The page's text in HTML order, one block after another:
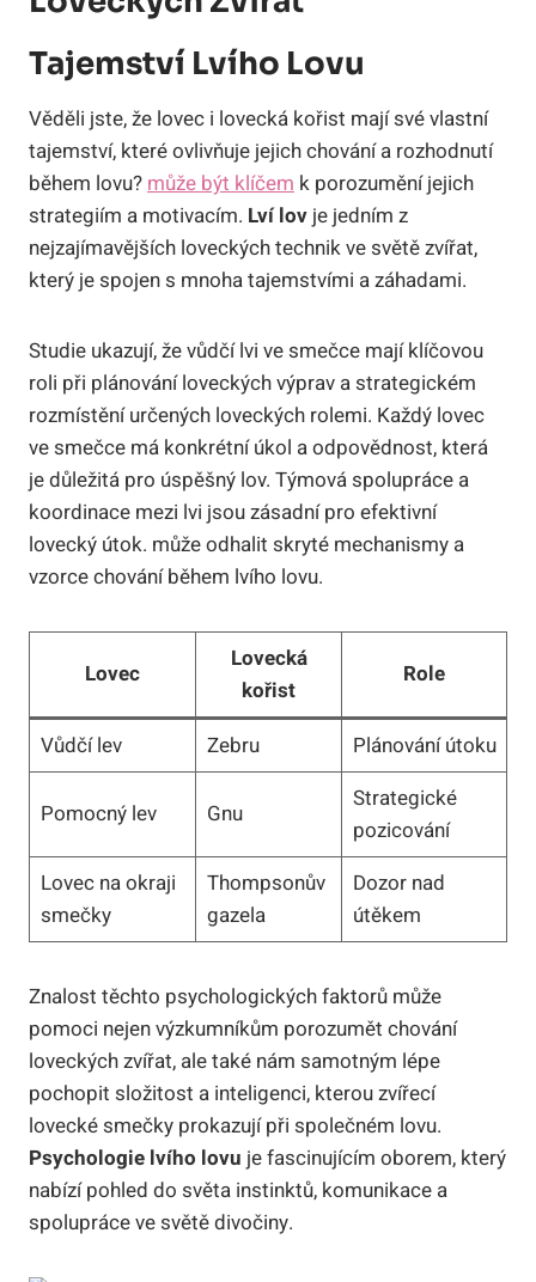
Tajemství Lvího Lovu
Věděli jste, že lovec i lovecká kořist mají své vlastní
tajemství, které ovlivňuje jejich chování a rozhodnutí
během lovu? může být klíčem k porozumění jejich
strategiím a motivacím. Lví lov je jedním z
nejzajímavějších loveckých technik ve světě zvířat,
který je spojen s mnoha tajemstvími a záhadami.
Studie ukazují, že vůdčí lvi ve smečce mají klíčovou
roli při plánování loveckých výprav a strategickém
rozmístění určených loveckých rolemi. Každý lovec
ve smečce má konkrétní úkol a odpovědnost, která
je důležitá pro úspěšný lov. Týmová spolupráce a
koordinace mezi lvi jsou zásadní pro efektivní
lovecký útok. může odhalit skryté mechanismy a
vzorce chování během lvího lovu.
Lovec
Lovecká
kořist
Role
Vůdčí lev Zebru Plánování útoku
Pomocný lev Gnu
Strategické
pozicování
Lovec na okraji
smečky
Thompsonův
gazela
Dozor nad
útěkem
Znalost těchto psychologických faktorů může
pomoci nejen výzkumníkům porozumět chování
loveckých zvířat, ale také nám samotným lépe
pochopit složitost a inteligenci, kterou zvířecí
lovecké smečky prokazují při společném lovu.
Psychologie lvího lovu je fascinujícím oborem, který
nabízí pohled do světa instinktů, komunikace a
spolupráce ve světě divočiny.